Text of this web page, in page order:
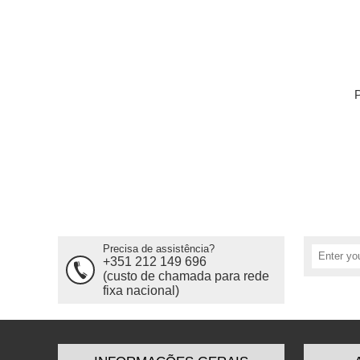
Precisa de assistência?
+351 212 149 696
(custo de chamada para rede
fixa nacional)